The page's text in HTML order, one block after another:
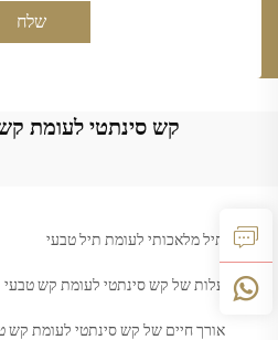
שלח
קש סינתטי לעומת
תיל מלאכותי לעומת תיל טבעי
עלות של קש סינתטי לעומת קש טבעי
אורך חיים של קש סינתטי לעומת קש